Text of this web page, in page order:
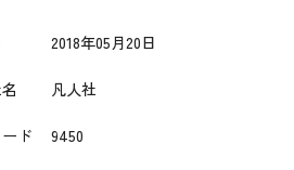
2018年05月20日
凡人社
ド 9450